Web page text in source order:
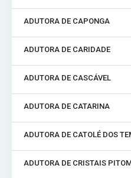
ADUTORA DE CAPONGA
ADUTORA DE CARIDADE
ADUTORA DE CASCÁVEL
ADUTORA DE CATARINA
ADUTORA DE CATOLÉ DOS
ADUTORA DE CRISTAIS